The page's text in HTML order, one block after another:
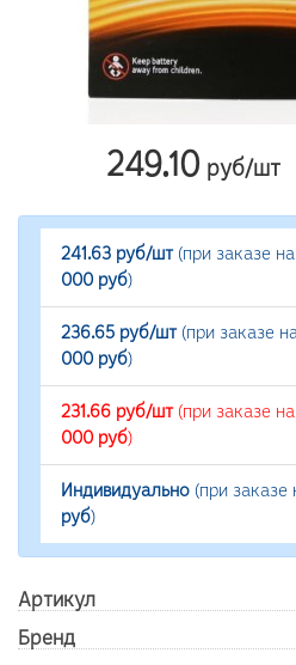
249.10 руб/шт
241.63 руб/шт(при заказе
000 руб)
236.65 руб/шт(при заказе
000 руб)
231.66 руб/шт(при заказе
000 руб)
Индивидуально (при заказе
руб)
Артикул
Бренд